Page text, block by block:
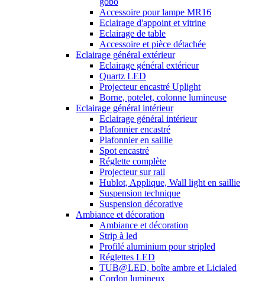
Accessoire pour lampe MR16
Eclairage d'appoint et vitrine
Eclairage de table
Accessoire et pièce détachée
Eclairage général extérieur
Eclairage général extérieur
Quartz LED
Projecteur encastré Uplight
Borne, potelet, colonne lumineuse
Eclairage général intérieur
Eclairage général intérieur
Plafonnier encastré
Plafonnier en saillie
Spot encastré
Réglette complète
Projecteur sur rail
Hublot, Applique, Wall light en saillie
Suspension technique
Suspension décorative
Ambiance et décoration
Ambiance et décoration
Strip à led
Profilé aluminium pour stripled
Réglettes LED
TUB@LED, boîte ambre et Licialed
Cordon lumineux